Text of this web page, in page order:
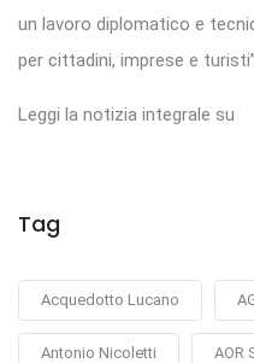
un lavoro diplomatico e
per cittadini, imprese e
Leggi la notizia integrale su
Tag
Acquedotto Lucano
Antonio Nicoletti AOR